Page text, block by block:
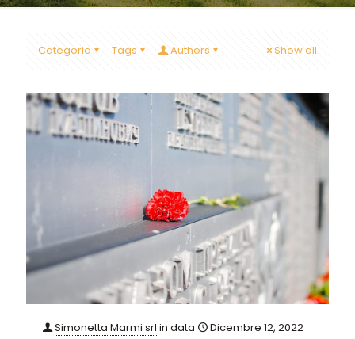
Categoria Tags Authors Show all
Simonetta Marmi srl in data Dicembre 12, 2022